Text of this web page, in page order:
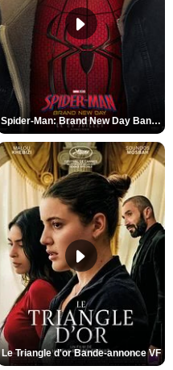
Spider-Man: Brand New Day Bande-annonce VO STFR
Le Triangle d'or Bande-annonce VF